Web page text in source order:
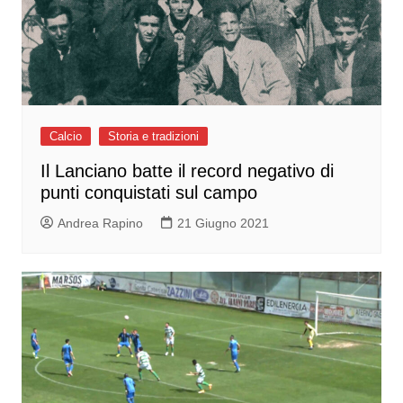
Calcio Storia e tradizioni
Il Lanciano batte il record negativo di
punti conquistati sul campo
Andrea Rapino 21 Giugno 2021